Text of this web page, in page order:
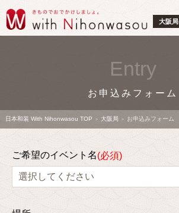
大阪局
Entry
お申込みフォーム
日本和装 With Nihonwasou TOP > 大阪局 > お申込みフォーム
ご希望のイベント名